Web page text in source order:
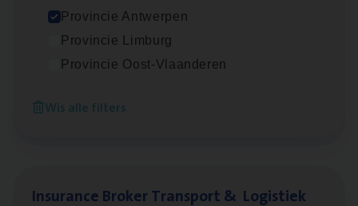
Provincie Antwerpen
Provincie Limburg
Provincie Oost-Vlaanderen
Wis alle filters
Insu­ran­ce Bro­kerKMO
Antwerpen
Insu­ran­ce Bro­ker Trans­port& Logistiek